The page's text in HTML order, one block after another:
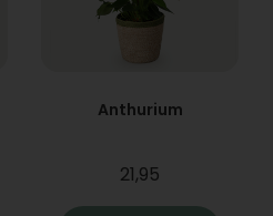
Anthurium
21,95